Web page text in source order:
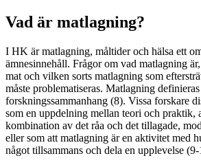
Vad är matlagning?
I HK är matlagning, måltider och hälsa ett
ämnesinnehåll. Frågor om vad matlagning
mat och vilken sorts matlagning som
måste problematiseras. Matlagning
forskningssammanhang (8). Vissa forskare
som en uppdelning mellan teori och praktik,
kombination av det råa och det tillagade,
eller som att matlagning är en aktivitet med
något tillsammans och dela en upplevelse (9-